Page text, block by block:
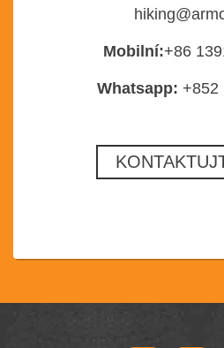
Mobilní:+86
Whatsapp: +852